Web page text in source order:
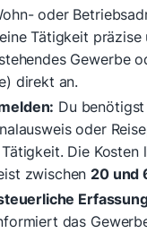
oder
Tätigkeit
Gewerbe
direkt an.
Du
oder
Die Kosten
zwischen20 und
das